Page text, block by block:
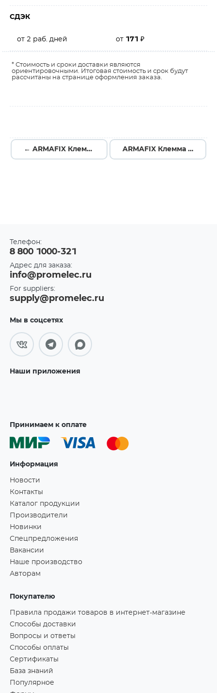
СДЭК
от 2 раб. дней от 171 ₽
* Стоимость и сроки доставки являются
ориентировочными. Итоговая стоимость и срок будут
рассчитаны на странице оформления заказа.
← ARMAFIX Клемма пружинная CX10-3 PE 10мм2 трехконтактная заземляющая IEK AF-CT41-00-3-K52-010 ARMAFIX Клемма пружинная CX10 10мм2 проходная серая IEK AF-CT40-00-K03-010 →
Телефон:
8 800 1000-321
Адрес для заказа:
info@promelec.ru
For suppliers:
supply@promelec.ru
Мы в соцсетях
Наши приложения
Принимаем к оплате
Информация
Новости
Контакты
Каталог продукции
Производители
Новинки
Спецпредложения
Вакансии
Наше производство
Авторам
Покупателю
Правила продажи товаров в интернет-магазине
Способы доставки
Вопросы и ответы
Способы оплаты
Сертификаты
База знаний
Популярное